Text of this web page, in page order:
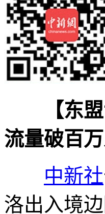
【东
流量破百
中新社
洛出入境